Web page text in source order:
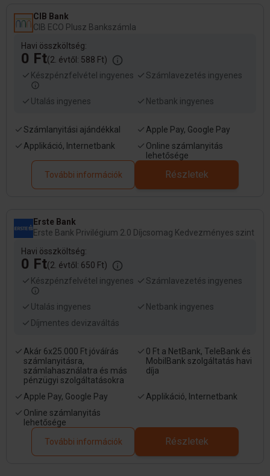
CIB Bank
CIB ECO Plusz Bankszámla
Havi összköltség:
0 Ft(2. évtől: 588 Ft)
Készpénzfelvétel ingyenes
Számlavezetés ingyenes
Utalás ingyenes Netbank ingyenes
Számlanyitási ajándékkal
Apple Pay, Google Pay
Applikáció, Internetbank
Online számlanyitás
lehetősége
További információk
Részletek
Erste Bank
Erste Bank Privilégium 2.0 Díjcsomag Kedvezményes szint
Havi összköltség:
0 Ft(2. évtől: 650 Ft)
Készpénzfelvétel ingyenes
Számlavezetés ingyenes
Utalás ingyenes
Netbank ingyenes
Díjmentes devizaváltás
Akár 6x25.000 Ft jóváírás
számlanyitásra,
számlahasználatra és más
pénzügyi szolgáltatásokra
0 Ft a NetBank, TeleBank és
MobilBank szolgáltatás havi
díja
Apple Pay, Google Pay
Applikáció, Internetbank
Online számlanyitás
lehetősége
További információk
Részletek